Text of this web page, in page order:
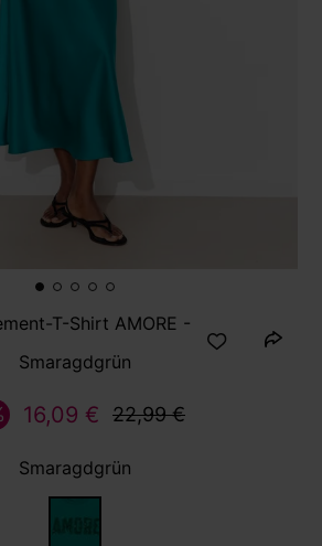
T-Shirt AMORE -
Smaragdgrün
16,09 € 22,99 €
Smaragdgrün